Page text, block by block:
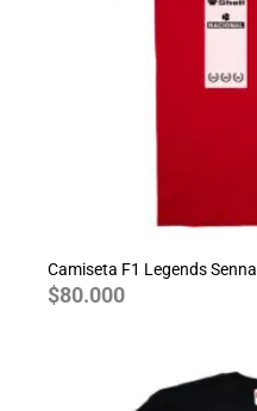
Camiseta F1 Legends Senna
$80.000